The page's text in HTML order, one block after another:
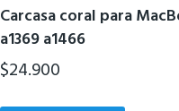
Carcasa coral para
a1369 a1466
$24.900